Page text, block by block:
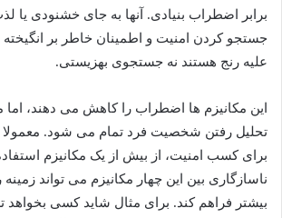
برابر اضطراب بنیادی. آنها به جای خشنودی یا
جستجو کردن امنیت و اطمینان خاطر بر انگیخته
علیه رنج هستند نه جستجوی بهزیستی.
این مکانیزم ها اضطراب را کاهش می دهند، اما
تحلیل رفتن شخصیت فرد تمام می شود. معمولا
برای کسب امنیت، از بیش از یک مکانیزم
ناسازگاری بین این چهار مکانیزم می تواند
بیشتر فراهم کند. برای مثال شاید کسی بخواهد